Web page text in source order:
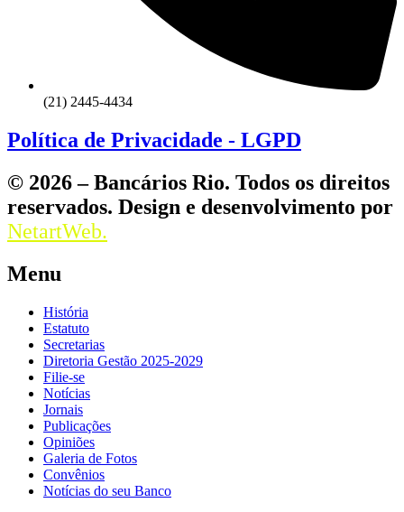
(21) 2445-4434
Política de Privacidade - LGPD
© 2026 – Bancários Rio. Todos os direitos
reservados. Design e desenvolvimento por
NetartWeb.
Menu
História
Estatuto
Secretarias
Diretoria Gestão 2025-2029
Filie-se
Notícias
Jornais
Publicações
Opiniões
Galeria de Fotos
Convênios
Notícias do seu Banco